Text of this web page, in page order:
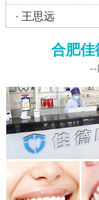
· 王思远
合肥佳
--